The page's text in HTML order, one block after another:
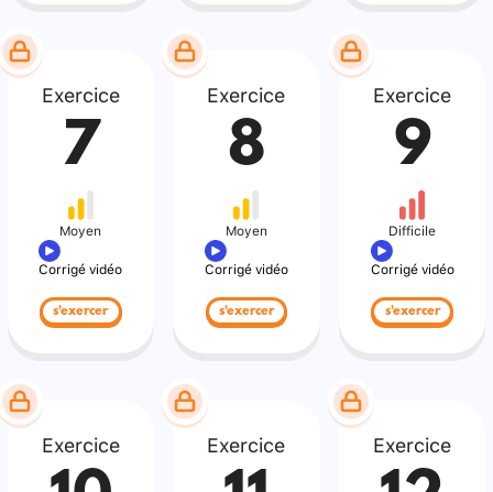
Exercice
7
Moyen
Corrigé vidéo
s'exercer
Exercice
8
Moyen
Corrigé vidéo
s'exercer
Exercice
9
Difficile
Corrigé vidéo
s'exercer
Exercice Exercice Exercice